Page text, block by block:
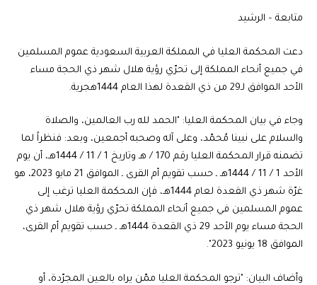
متابعة – الرشيد
دعت المحكمة العليا في المملكة العربية السعودية عموم المسلمين
في جميع أنحاء المملكة إلى تحرّي رؤية هلال شهر ذي الحجة مساء
الأحد الموافق لـ29 من ذي القعدة لهذا العام 1444هجرية.
وجاء في بيان المحكمة العليا: "الحمد لله رب العالمين، والصلاة
والسلام على نبينا مُحمّد، وعلى آله وصحبه أجمعين، وبعد: فنظراً لما
تضمنه قرار المحكمة العليا رقم 170 / هـ وتاريخ 1 / 11 / 1444هـ، أن يوم
الأحد 1 / 11 / 1444هـ ـ حسب تقويم أم القرى ـ الموافق 21 مايو 2023، هو
غرّة شهر ذي القعدة لعام 1444هـ، فإن المحكمة العليا ترغب إلى
عموم المسلمين في جميع أنحاء المملكة تحرّي رؤية هلال شهر ذي
الحجة مساء يوم الأحد 29 ذي القعدة 1444هـ ـ حسب تقويم أم القرى،
الموافق 18 يونيو 2023".
وأضاف البيان: "ترجو المحكمة العليا ممّن يراه بالعين المجرّدة، أو